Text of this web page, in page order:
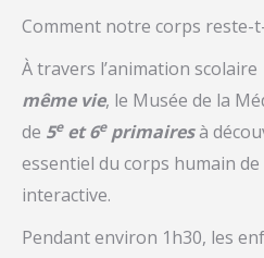
Comment notre corps reste-
À travers l’animation scolaire
même vie, le Musée de la
de 5eet 6eprimairesà
essentiel du corps humain
interactive.
Pendant environ 1h30, les